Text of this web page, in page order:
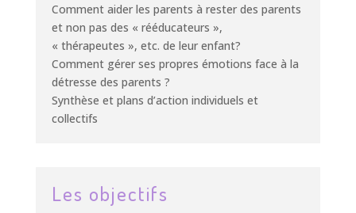
Comment aider les parents à rester des parents
et non pas des « rééducateurs »,
« thérapeutes », etc. de leur enfant?
Comment gérer ses propres émotions face à la
détresse des parents ?
Synthèse et plans d’action individuels et
collectifs
Les objectifs